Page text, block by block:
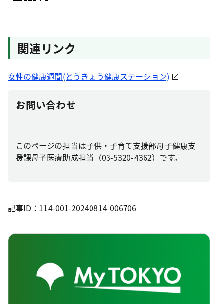
関連リンク
女性の健康週間(とうきょう健康ステーション)
お問い合わせ
このページの担当は子供・子育て支援部母子健康支
援課母子医療助成担当（03-5320-4362）です。
記事ID：114-001-20240814-006706